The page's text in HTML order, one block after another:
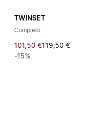
TWINSET
Completo
101,50 €119,50 €
-15%